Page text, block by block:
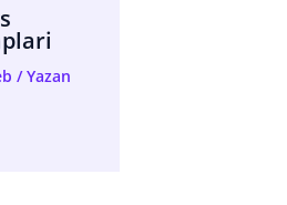
/ Yazan